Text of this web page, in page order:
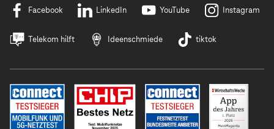
Facebook LinkedIn YouTube Instagram
Telekom hilft Ideenschmiede tiktok